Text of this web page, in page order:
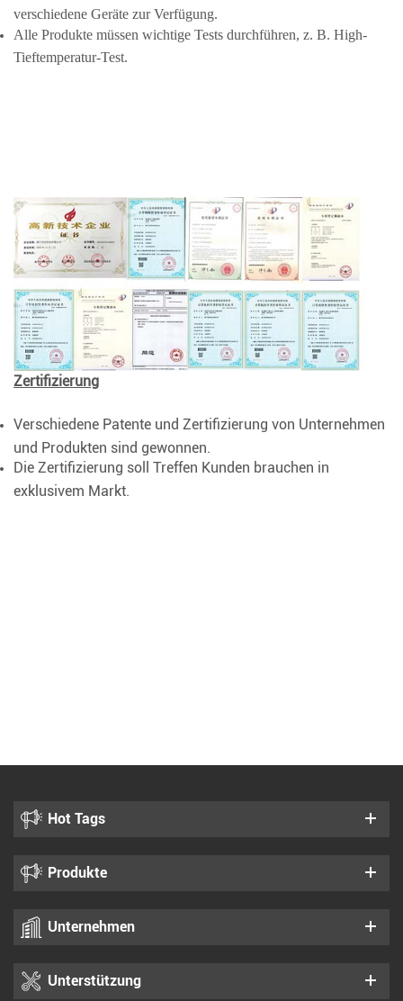
verschiedene Geräte zur Verfügung.
Alle Produkte müssen wichtige Tests durchführen, z. B. High-
Tieftemperatur-Test.
Zertifizierung
Verschiedene Patente und Zertifizierung von Unternehmen
und Produkten sind gewonnen.
Die Zertifizierung soll Treffen Kunden brauchen in
exklusivem Markt.
Hot Tags
Produkte
Unternehmen
Unterstützung